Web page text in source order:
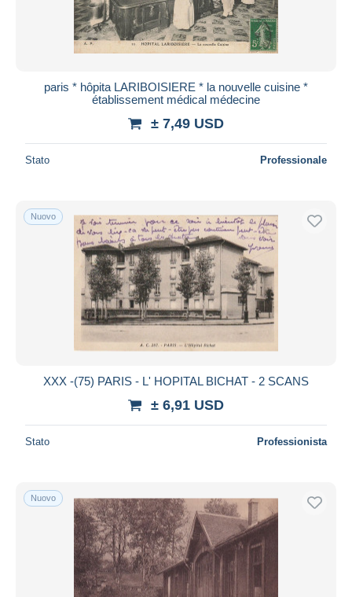
paris * hôpita LARIBOISIERE * la nouvelle cuisine *
établissement médical médecine
± 7,49 USD
Stato Professionale
Nuovo
XXX -(75) PARIS - L' HOPITAL BICHAT - 2 SCANS
± 6,91 USD
Stato Professionista
Nuovo